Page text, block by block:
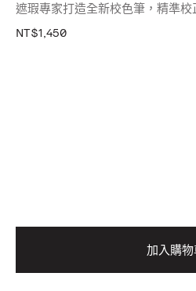
遮瑕專家打造全新校色筆，精準校
NT$1,450
加入購物